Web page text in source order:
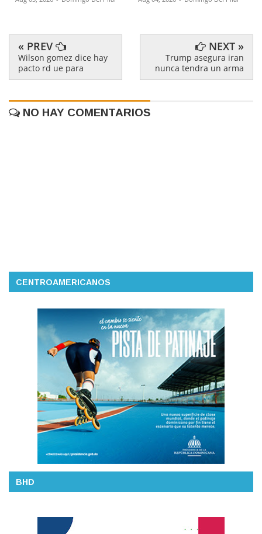
« PREV
Wilson gomez dice hay
pacto rd ue para
NEXT »
Trump asegura iran
nunca tendra un arma
NO HAY COMENTARIOS
CENTROAMERICANOS
BHD